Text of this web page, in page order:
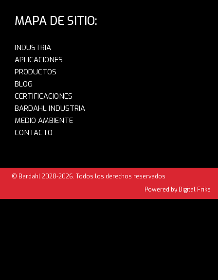
MAPA DE SITIO:
INDUSTRIA
APLICACIONES
PRODUCTOS
BLOG
CERTIFICACIONES
BARDAHL INDUSTRIA
MEDIO AMBIENTE
CONTACTO
© Bardahl 2020-2026. Todos los derechos reservados
Powered by Digital Friks